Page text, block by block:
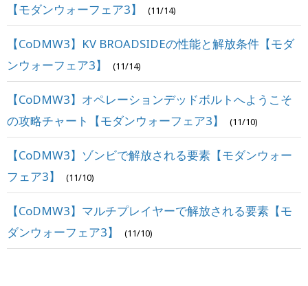
【モダンウォーフェア3】
(11/14)
【CoDMW3】KV BROADSIDEの性能と解放条件【モダ
ンウォーフェア3】
(11/14)
【CoDMW3】オペレーションデッドボルトへようこそ
の攻略チャート【モダンウォーフェア3】
(11/10)
【CoDMW3】ゾンビで解放される要素【モダンウォー
フェア3】
(11/10)
【CoDMW3】マルチプレイヤーで解放される要素【モ
ダンウォーフェア3】
(11/10)